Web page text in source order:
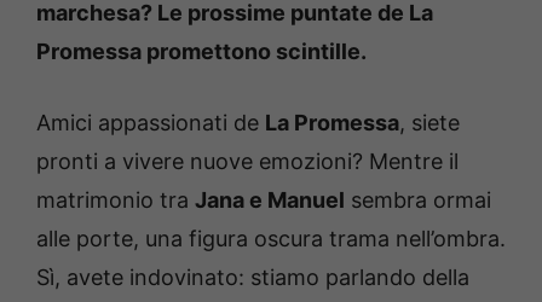
marchesa? Le prossime puntate de La
Promessa promettono scintille.
Amici appassionati de La Promessa, siete
pronti a vivere nuove emozioni? Mentre il
matrimonio tra Jana e Manuel sembra ormai
alle porte, una figura oscura trama nell’ombra.
Sì, avete indovinato: stiamo parlando della